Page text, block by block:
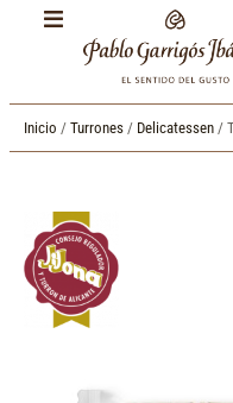
Inicio / Turrones / Delicatessen /